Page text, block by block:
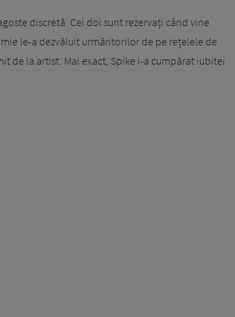
discretă. Cei doi sunt rezervați când vine
le-a dezvăluit urmăritorilor de pe rețelele de
de la artist. Mai exact, Spike i-a cumpărat iubitei